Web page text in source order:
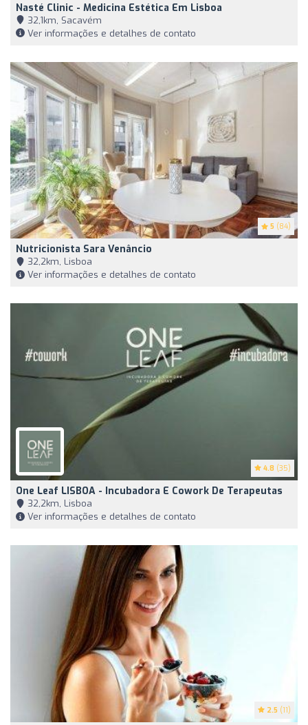
Nasté Clinic - Medicina Estética Em Lisboa
32,1km, Sacavém
Ver informações e detalhes de contato
5 (84)
Nutricionista Sara Venâncio
32,2km, Lisboa
Ver informações e detalhes de contato
4.8 (35)
One Leaf LISBOA - Incubadora E Cowork De Terapeutas
32,2km, Lisboa
Ver informações e detalhes de contato
2.5 (11)